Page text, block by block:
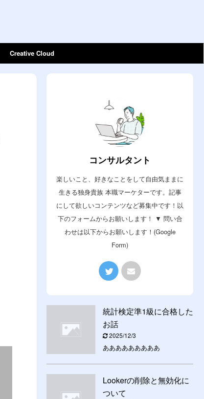
Creative Cloud
コンサルタント
楽しいこと、好きなことをして自由気ままに
生きる独身貴族 本職マーケターです。記事
にして欲しいコンテンツなど募集中です！以
下のフォームからお願いします！ ▼ 問い合
わせは以下からお願いします！(Google
Form)
統計検定準1級に合格した
お話
2025/12/3
あああああああああ
Lookerの削除と無効化に
ついて